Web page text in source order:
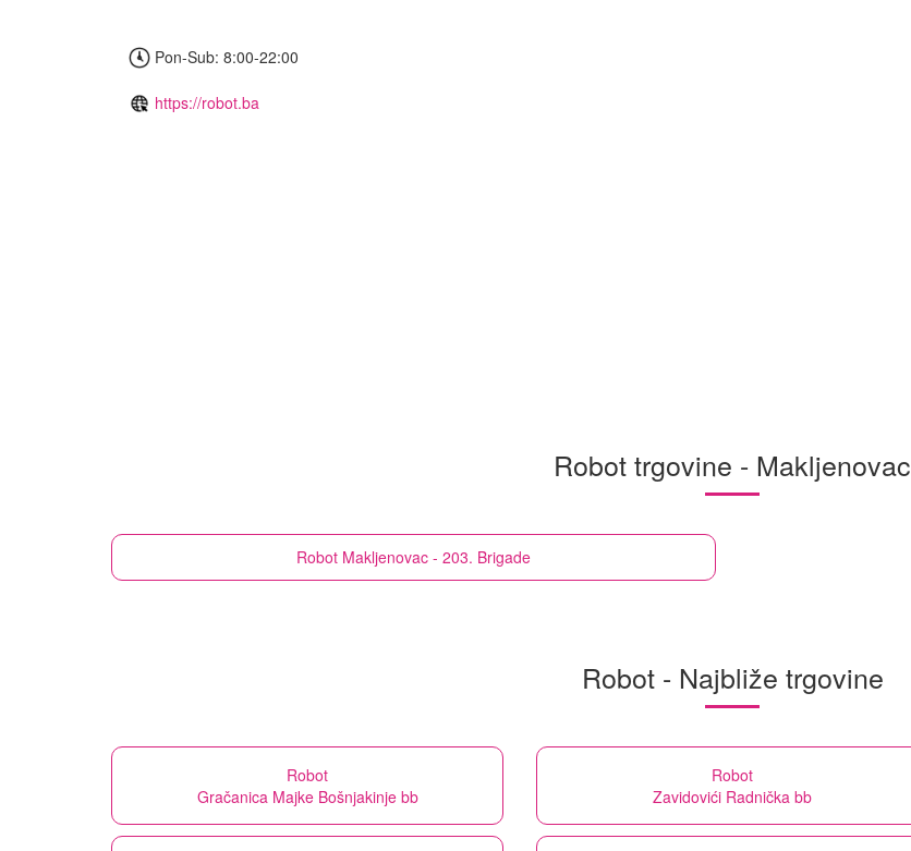
Pon-Sub: 8:00-22:00
https://robot.ba
Robot trgovine - Makljenovac
Robot Makljenovac - 203. Brigade
Robot - Najbliže trgovine
Robot
Gračanica Majke Bošnjakinje bb
Robot
Zavidovići Radnička bb